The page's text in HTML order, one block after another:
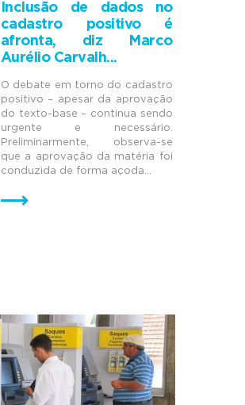
Inclusão de dados no
cadastro positivo é
afronta, diz Marco
Aurélio Carvalh...
O debate em torno do cadastro
positivo – apesar da aprovação
do texto-base – continua sendo
urgente e necessário.
Preliminarmente, observa-se
que a aprovação da matéria foi
conduzida de forma açoda...